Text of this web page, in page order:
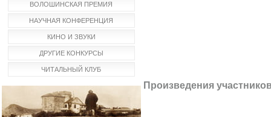
ВОЛОШИНСКАЯ ПРЕМИЯ
НАУЧНАЯ КОНФЕРЕНЦИЯ
КИНО И ЗВУКИ
ДРУГИЕ КОНКУРСЫ
ЧИТАЛЬНЫЙ КЛУБ
Произведения